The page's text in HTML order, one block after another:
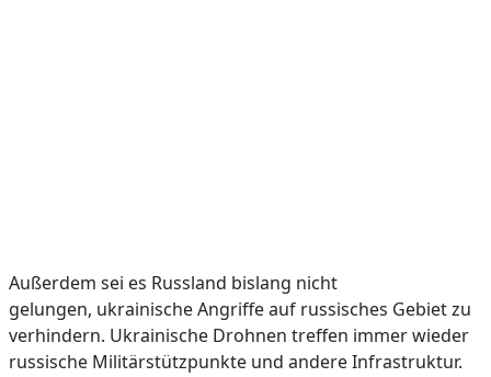
Außerdem sei es Russland bislang nicht
gelungen, ukrainische Angriffe auf russisches Gebiet zu
verhindern. Ukrainische Drohnen treffen immer wieder
russische Militärstützpunkte und andere Infrastruktur.